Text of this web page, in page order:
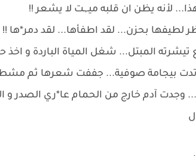
لأنه يظن ان قلبه ميـ,ـت لا يشعر !!
لطيفها بحزن... لقد اطفأها... لقد دمر*ها !!
تيشرته المبتل... شغل المياة الباردة و اخذ
بيجامة صوفية... جففت شعرها ثم
آدم خارج من الحمام عا*ري الصدر و